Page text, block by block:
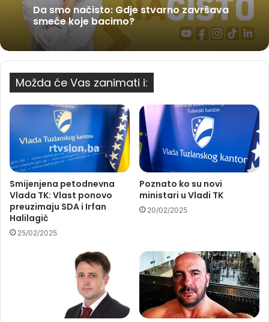
Da smo načisto: Gdje stvarno završava
smeće koje bacimo?
Možda će Vas zanimati i:
Smijenjena petodnevna
Vlada TK: Vlast ponovo
preuzimaju SDA i Irfan
Halilagić
25/02/2025
Poznato ko su novi
ministari u Vladi TK
20/02/2025